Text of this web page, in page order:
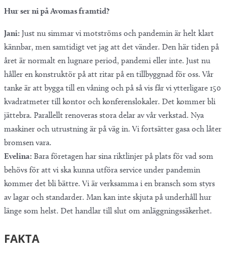
Hur ser ni på Avomas framtid?
Jani: Just nu simmar vi motströms och pandemin är helt klart
kännbar, men samtidigt vet jag att det vänder. Den här tiden på
året är normalt en lugnare period, pandemi eller inte. Just nu
håller en konstruktör på att ritar på en tillbyggnad för oss. Vår
tanke är att bygga till en våning och på så vis får vi ytterligare 150
kvadratmeter till kontor och konferenslokaler. Det kommer bli
jättebra. Parallellt renoveras stora delar av vår verkstad. Nya
maskiner och utrustning är på väg in. Vi fortsätter gasa och låter
bromsen vara.
Evelina: Bara företagen har sina riktlinjer på plats för vad som
behövs för att vi ska kunna utföra service under pandemin
kommer det bli bättre. Vi är verksamma i en bransch som styrs
av lagar och standarder. Man kan inte skjuta på underhåll hur
länge som helst. Det handlar till slut om anläggningssäkerhet.
FAKTA